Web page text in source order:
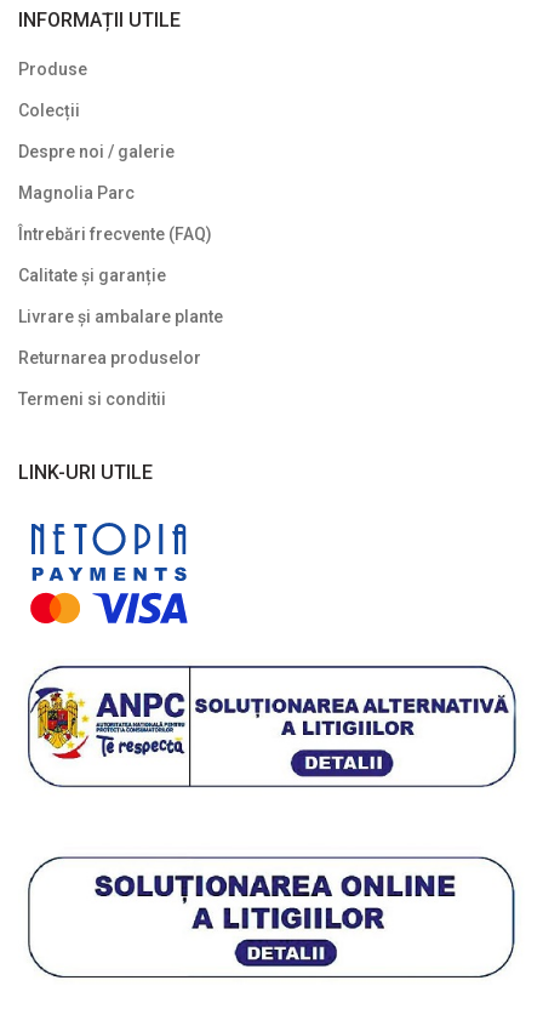
INFORMAȚII UTILE
Produse
Colecții
Despre noi / galerie
Magnolia Parc
Întrebări frecvente (FAQ)
Calitate și garanție
Livrare și ambalare plante
Returnarea produselor
Termeni si conditii
LINK-URI UTILE